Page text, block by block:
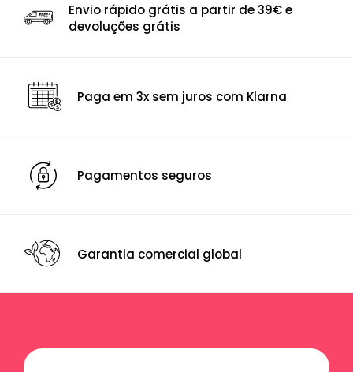
Envio rápido grátis a partir de 39€ e
devoluções grátis
Paga em 3x sem juros com Klarna
Pagamentos seguros
Garantia comercial global